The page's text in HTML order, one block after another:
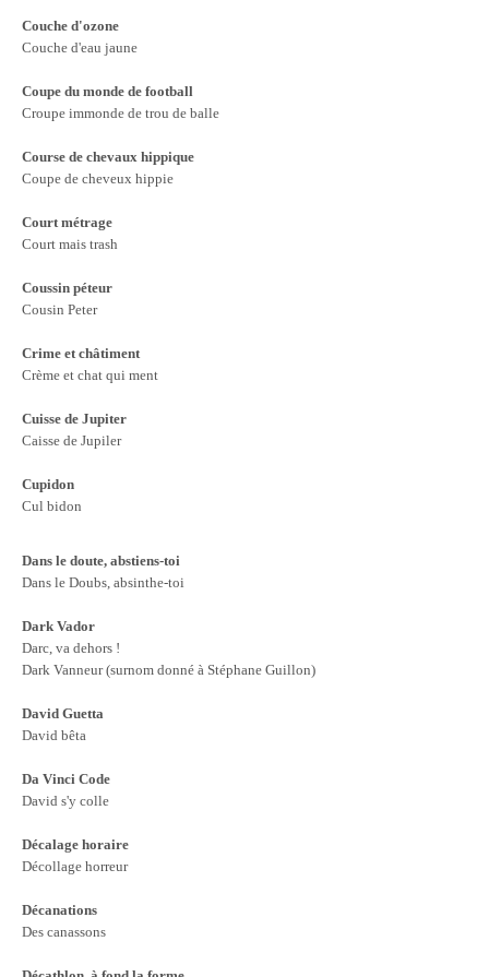
Couche d'ozone
Couche d'eau jaune
Coupe du monde de football
Croupe immonde de trou de balle
Course de chevaux hippique
Coupe de cheveux hippie
Court métrage
Court mais trash
Coussin péteur
Cousin Peter
Crime et châtiment
Crème et chat qui ment
Cuisse de Jupiter
Caisse de Jupiler
Cupidon
Cul bidon
Dans le doute, abstiens-toi
Dans le Doubs, absinthe-toi
Dark Vador
Darc, va dehors !
Dark Vanneur (surnom donné à Stéphane Guillon)
David Guetta
David bêta
Da Vinci Code
David s'y colle
Décalage horaire
Décollage horreur
Décanations
Des canassons